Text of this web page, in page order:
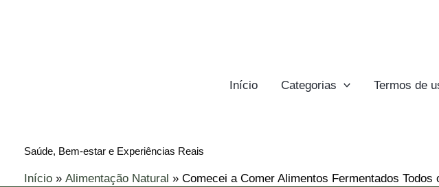
Saúde, Bem-estar e Experiências Reais
Início Categorias Termos de
Início Alimentação Natural Comecei a Comer Alimentos Fermentados